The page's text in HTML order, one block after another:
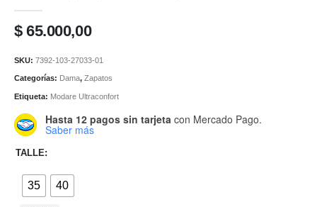
$65.000,00
SKU: 7392-103-27033-01
Categorías: Dama, Zapatos
Etiqueta: Modare Ultraconfort
Hasta 12 pagos sin tarjeta con Mercado Pago.
Saber más
TALLE
35 40